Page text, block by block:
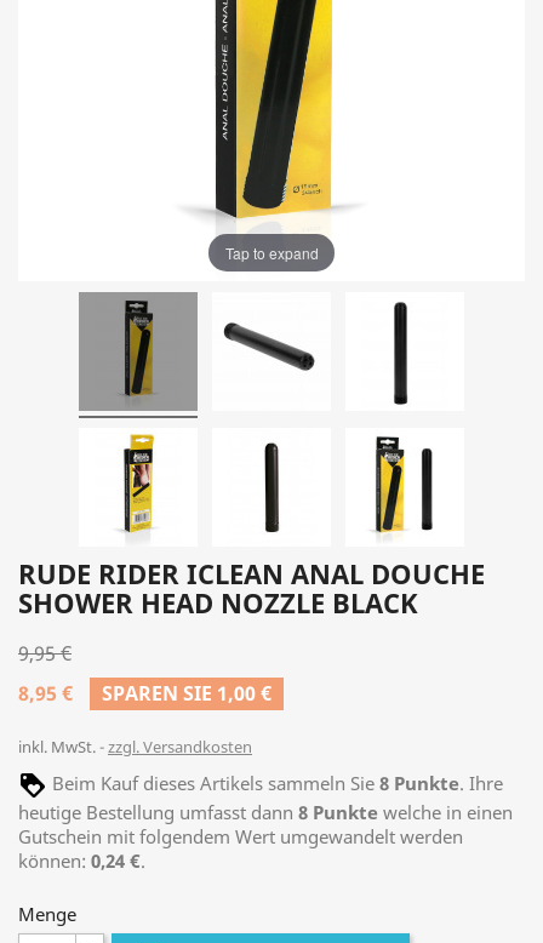
Tap to expand
RUDE RIDER ICLEAN ANAL DOUCHE
SHOWER HEAD NOZZLE BLACK
9,95 €
8,95 €
SPAREN SIE 1,00 €
inkl. MwSt. zzgl. Versandkosten
Beim Kauf dieses Artikels sammeln Sie 8 Punkte. Ihre
heutige Bestellung umfasst dann 8 Punkte welche in einen
Gutschein mit folgendem Wert umgewandelt werden
können: 0,24 €.
Menge